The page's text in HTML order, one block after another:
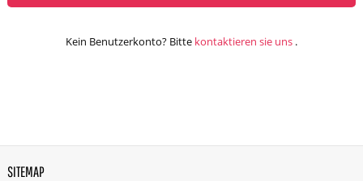
Kein Benutzerkonto? Bitte kontaktieren sie uns .
SITEMAP